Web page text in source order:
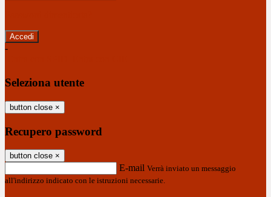
-
Seleziona utente
button close ×
Recupero password
button close ×
E-mail Verrà inviato un messaggio
all'indirizzo indicato con le istruzioni necessarie.